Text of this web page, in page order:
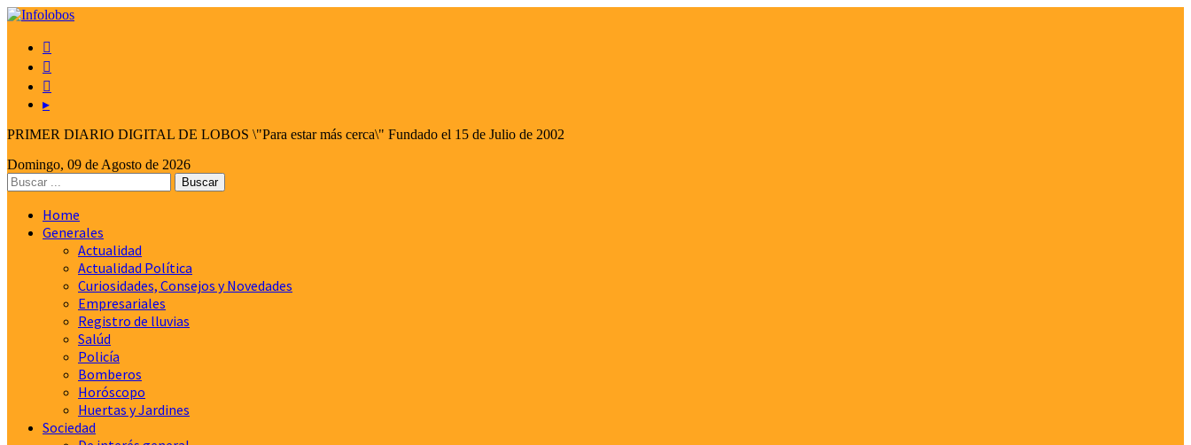



▸
PRIMER DIARIO DIGITAL DE LOBOS \"Para estar más cerca\" Fundado el 15 de Julio de 2002
Domingo, 09 de Agosto de 2026
Home
Generales
Actualidad
Actualidad Política
Curiosidades, Consejos y Novedades
Empresariales
Registro de lluvias
Salúd
Policía
Bomberos
Horóscopo
Huertas y Jardines
Sociedad